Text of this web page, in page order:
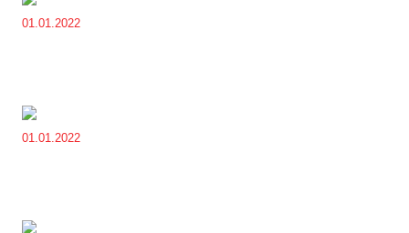
01.01.2022
01.01.2022